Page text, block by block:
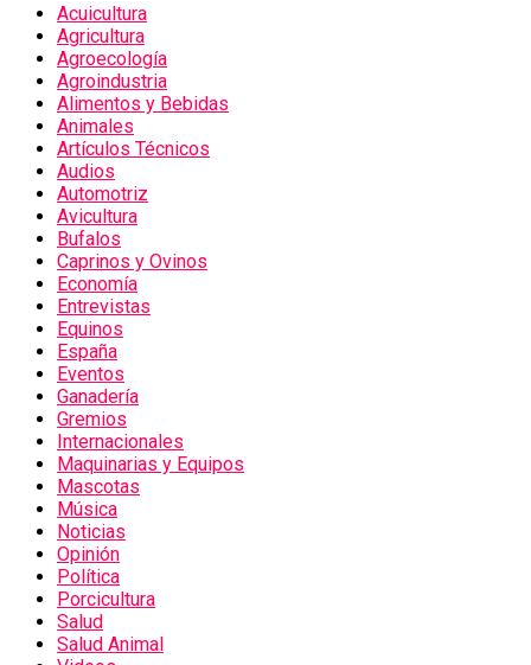
Acuicultura
Agricultura
Agroecología
Agroindustria
Alimentos y Bebidas
Animales
Artículos Técnicos
Audios
Automotriz
Avicultura
Bufalos
Caprinos y Ovinos
Economía
Entrevistas
Equinos
España
Eventos
Ganadería
Gremios
Internacionales
Maquinarias y Equipos
Mascotas
Música
Noticias
Opinión
Política
Porcicultura
Salud
Salud Animal